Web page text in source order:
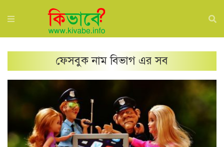
ফেসবুক নামবিভাগ এর সব